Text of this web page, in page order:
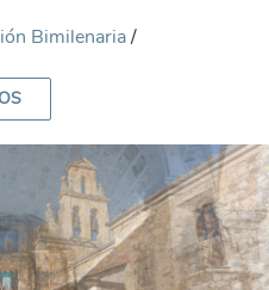
Bimilenaria